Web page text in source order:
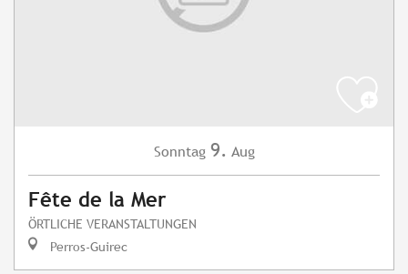
Sonntag 9. Aug
Fête de la Mer
ÖRTLICHE VERANSTALTUNGEN
Perros-Guirec